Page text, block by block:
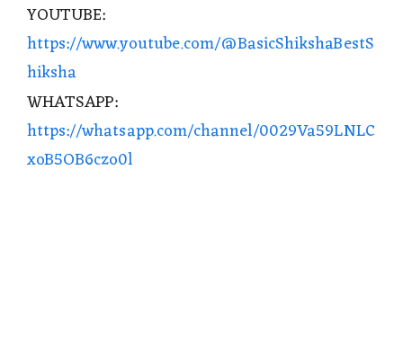
YOUTUBE:
https://www.youtube.com/@BasicShikshaBestS
hiksha
WHATSAPP:
https://whatsapp.com/channel/0029Va59LNLC
xoB5OB6czo0l